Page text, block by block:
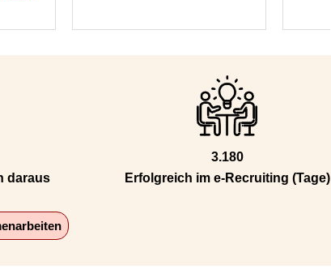
daraus
3.180
Erfolgreich im e-Recruiting (Tage)